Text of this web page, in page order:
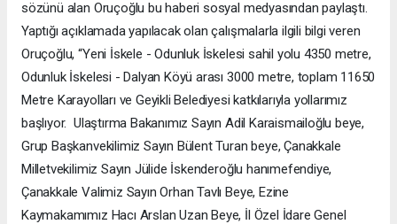
sözünü alan Oruçoğlu bu haberi sosyal medyasından paylaştı.
Yaptığı açıklamada yapılacak olan çalışmalarla ilgili bilgi veren
Oruçoğlu, “Yeni İskele - Odunluk İskelesi sahil yolu 4350 metre,
Odunluk İskelesi - Dalyan Köyü arası 3000 metre, toplam 11650
Metre Karayolları ve Geyikli Belediyesi katkılarıyla yollarımız
başlıyor. Ulaştırma Bakanımız Sayın Adil Karaismailoğlu beye,
Grup Başkanvekilimiz Sayın Bülent Turan beye, Çanakkale
Milletvekilimiz Sayın Jülide İskenderoğlu hanımefendiye,
Çanakkale Valimiz Sayın Orhan Tavlı Beye, Ezine
Kaymakamımız Hacı Arslan Uzan Beye, İl Özel İdare Genel